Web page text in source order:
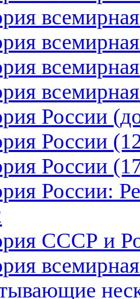
России
России
России
России:
СССР и